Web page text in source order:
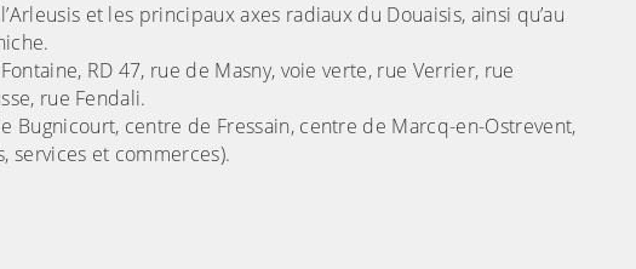
et les principaux axes radiaux du Douaisis, ainsi qu’au
RD 47, rue de Masny, voie verte, rue Verrier, rue
rue Fendali.
Bugnicourt, centre de Fressain, centre de Marcq-en-Ostrevent,
services et commerces).